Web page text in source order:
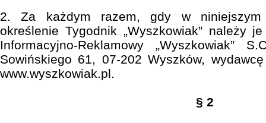
2. Za każdym razem, gdy w niniejszym
określenie Tygodnik „Wyszkowiak” należy
Informacyjno-Reklamowy „Wyszkowiak”
Sowińskiego 61, 07-202 Wyszków,
www.wyszkowiak.pl.
§ 2